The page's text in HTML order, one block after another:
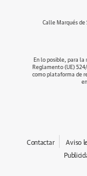
Calle Marqués de
En lo posible, para la
Reglamento (UE)
como plataforma de
Contactar Aviso